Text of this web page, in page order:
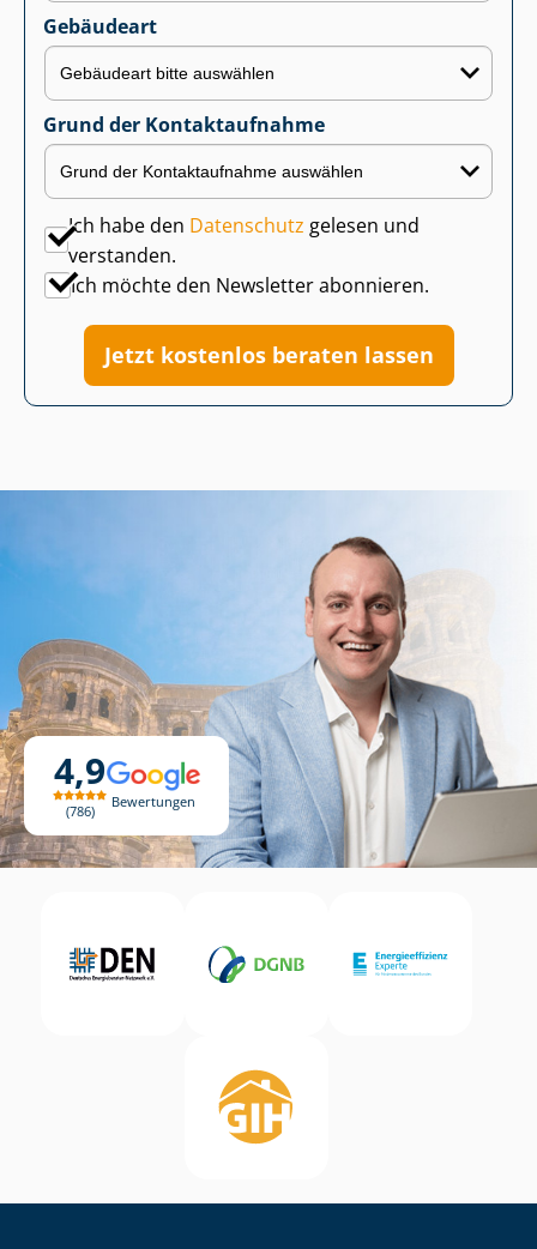
4,9
786
Bewertungen
Gebäudeart
Grund der Kontaktaufnahme
Ich habe den Datenschutz gelesen und
verstanden.
Ich möchte den Newsletter abonnieren.
Jetzt kostenlos beraten lassen